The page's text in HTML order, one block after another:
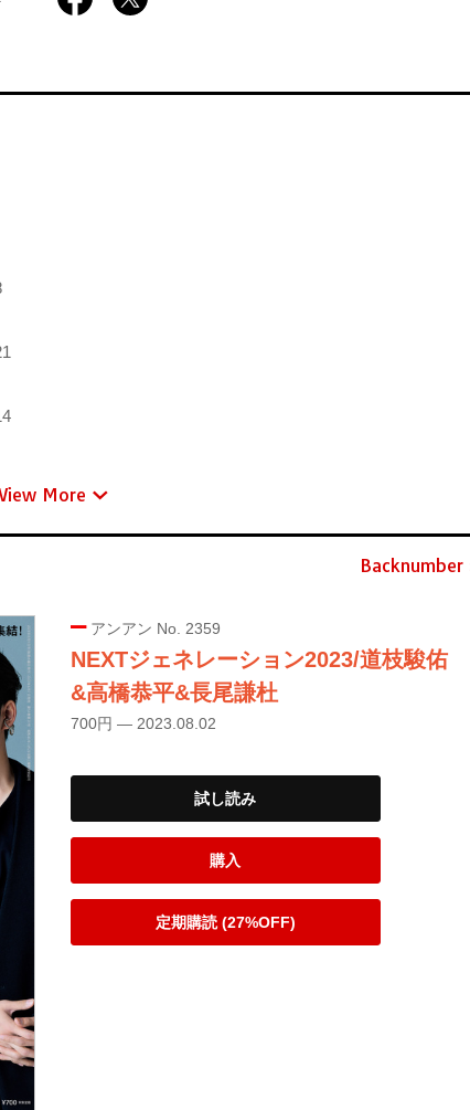
More
Backnumber
アンアン No. 2359
NEXTジェネレーション2023/道枝駿佑
&高橋恭平&長尾謙杜
700円 — 2023.08.02
試し読み
購入
定期購読 (27%OFF)